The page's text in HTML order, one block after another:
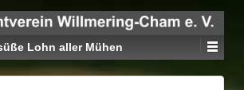
Lohn aller Mühen